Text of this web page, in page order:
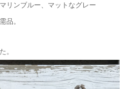
リンブルー、マットなグレー
品。
。